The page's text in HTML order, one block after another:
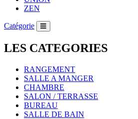
ZEN
Catégorie
LES CATEGORIES
RANGEMENT
SALLE A MANGER
CHAMBRE
SALON / TERRASSE
BUREAU
SALLE DE BAIN